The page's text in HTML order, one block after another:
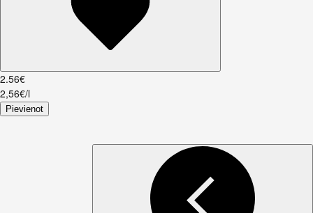
2.56€
2,56€/l
Pievienot